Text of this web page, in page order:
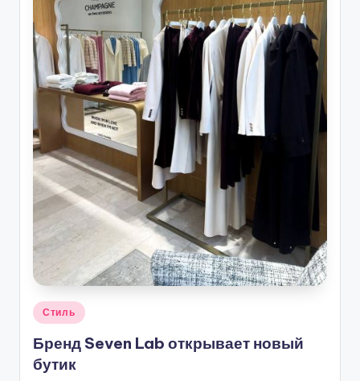
Опубликовано
Стиль
Бренд Seven Lab открывает новый
бутик